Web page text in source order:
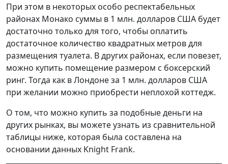
При этом в некоторых особо респектабельных
районах Монако суммы в 1 млн. долларов США будет
достаточно только для того, чтобы оплатить
достаточное количество квадратных метров для
размещения туалета. В других районах, если повезет,
можно купить помещение размером с боксерский
ринг. Тогда как в Лондоне за 1 млн. долларов США
при желании можно приобрести неплохой коттедж.
О том, что можно купить за подобные деньги на
других рынках, вы можете узнать из сравнительной
таблицы ниже, которая была составлена на
основании данных Knight Frank.